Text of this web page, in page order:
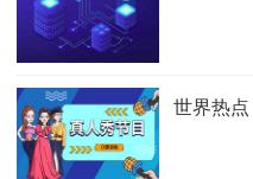
世界热